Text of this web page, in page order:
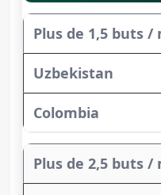
Plus de 1,5 buts /
Plus de 2,5 buts /